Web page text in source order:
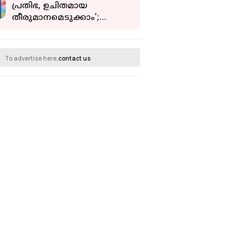
പ്രതിഭ, ഉചിതമായ
തീരുമാനമെടുക്കാം';
To advertise here, contact us